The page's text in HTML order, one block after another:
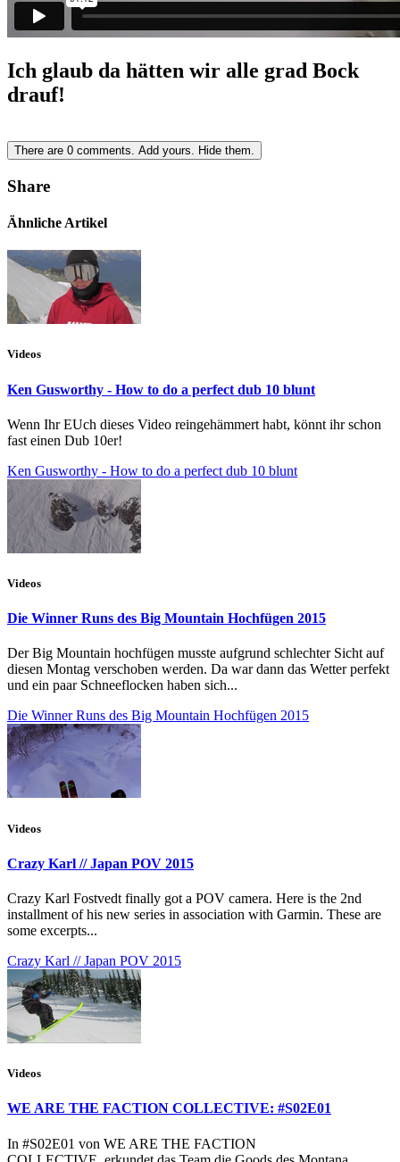
Ich glaub da hätten wir alle grad Bock
drauf!
There are 0 comments. Add yours. Hide them.
Share
Ähnliche Artikel
Videos
Ken Gusworthy - How to do a perfect dub 10 blunt
Wenn Ihr EUch dieses Video reingehämmert habt, könnt ihr schon
fast einen Dub 10er!
Ken Gusworthy - How to do a perfect dub 10 blunt
Videos
Die Winner Runs des Big Mountain Hochfügen 2015
Der Big Mountain hochfügen musste aufgrund schlechter Sicht auf
diesen Montag verschoben werden. Da war dann das Wetter perfekt
und ein paar Schneeflocken haben sich...
Die Winner Runs des Big Mountain Hochfügen 2015
Videos
Crazy Karl // Japan POV 2015
Crazy Karl Fostvedt finally got a POV camera. Here is the 2nd
installment of his new series in association with Garmin. These are
some excerpts...
Crazy Karl // Japan POV 2015
Videos
WE ARE THE FACTION COLLECTIVE: #S02E01
In #S02E01 von WE ARE THE FACTION